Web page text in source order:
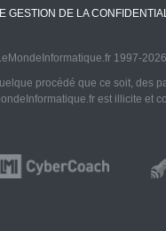
GESTION DE LA
1997-2026
procédé que ce soit, des
est illicite et